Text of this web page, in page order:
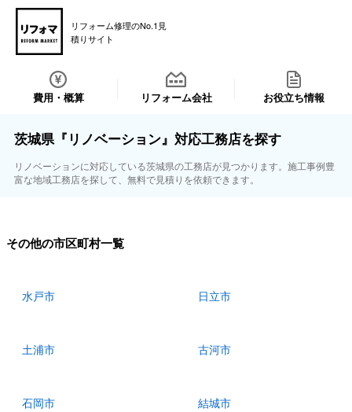
リフォーム修理のNo.1見
積りサイト
費用・概算 リフォーム会社 お役立ち情報
茨城県『リノベーション』対応工務店を探す
リノベーションに対応している茨城県の工務店が見つかります。施工事例豊
富な地域工務店を探して、無料で見積りを依頼できます。
その他の市区町村一覧
水戸市 日立市
土浦市 古河市
石岡市 結城市